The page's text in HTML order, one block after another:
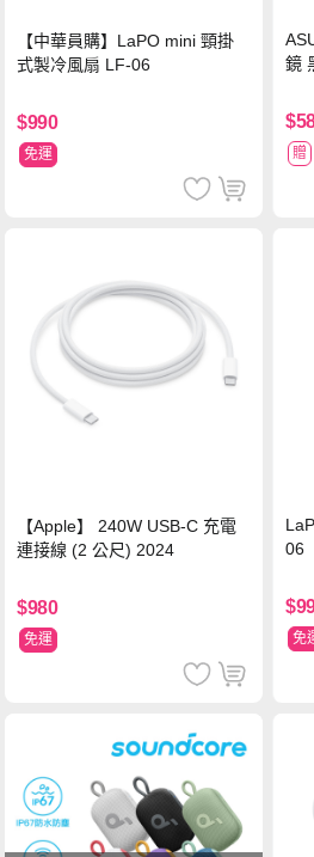
【中華員購】LaPO mini 頸掛
式製冷風扇 LF-06
$990
免運
鏡
贈
【Apple】 240W USB-C 充電
連接線 (2 公尺) 2024
$980
免運
06
免